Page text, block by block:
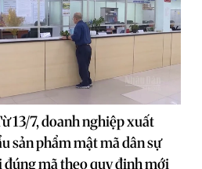
13/7, doanh nghiệp xuất
sản phẩm mật mã dân sự
đúng mã theo quy định mới